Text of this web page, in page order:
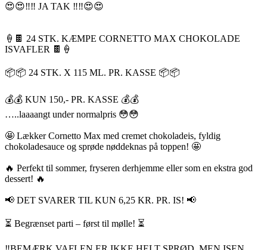
😍😍‼️‼️ JA TAK ‼️‼️😍😍
🍦🍫 24 STK. KÆMPE CORNETTO MAX CHOKOLADE
ISVAFLER 🍫🍦
📦📦 24 STK. X 115 ML. PR. KASSE 📦📦
💰💰 KUN 150,- PR. KASSE 💰💰
…..laaaangt under normalpris 😳😳
🤩 Lækker Cornetto Max med cremet chokoladeis, fyldig
chokoladesauce og sprøde nøddeknas på toppen! 🤩
🔥 Perfekt til sommer, fryseren derhjemme eller som en ekstra god
dessert! 🔥
📢 DET SVARER TIL KUN 6,25 KR. PR. IS! 📢
⏳ Begrænset parti – først til mølle! ⏳